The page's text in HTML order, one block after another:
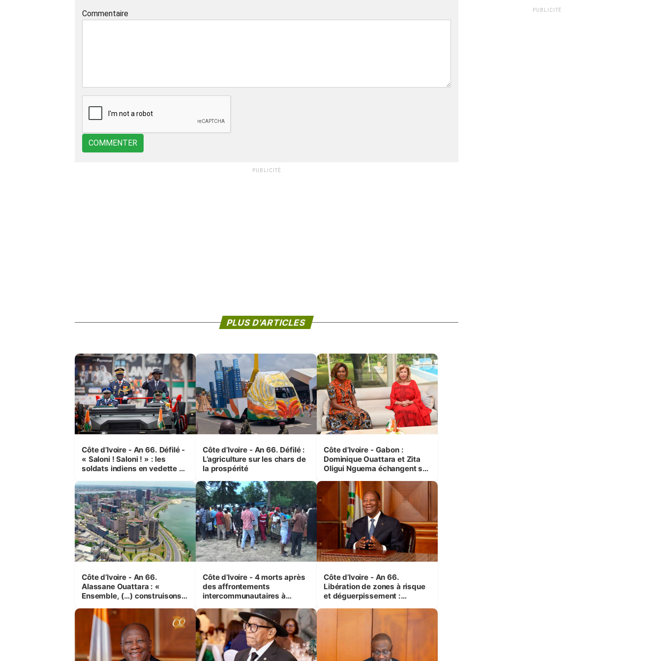
Commentaire
COMMENTER
PUBLICITÉ
PLUS D'ARTICLES
Côte d’Ivoire - An 66. Défilé -
« Saloni ! Saloni ! » : les
soldats indiens en vedette à
Côte d’Ivoire - An 66. Défilé :
L’agriculture sur les chars de
la prospérité
Côte d’Ivoire - Gabon :
Dominique Ouattara et Zita
Oligui Nguema échangent sur
femmes et des enfants
Côte d’Ivoire - An 66.
Alassane Ouattara : «
Ensemble, (…) construisons
mêmes et pour les
générations futures »
Côte d’Ivoire - 4 morts après
des affrontements
intercommunautaires à
correspondant au milieu des
sinistrés
Côte d’Ivoire - An 66.
Libération de zones à risque
et déguerpissement :
respect de l'Etat de droit pour
préserver les vies humaines
PUBLICITÉ